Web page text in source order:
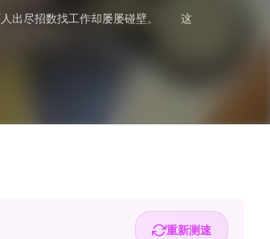
人出尽招数找工作却屡屡碰壁。 这
重新测速